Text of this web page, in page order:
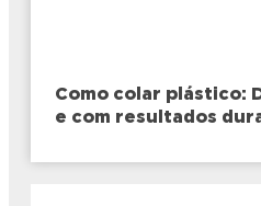
Como colar plástico:
e com resultados